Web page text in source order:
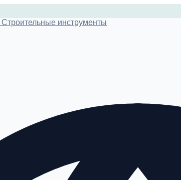
Строительные инструменты